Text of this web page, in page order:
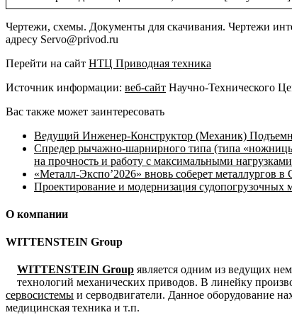
Чертежи, схемы. Документы для скачивания. Чертежи
адресу Servo@privod.ru
Перейти на сайт НТЦ Приводная техника
Источник информации: веб-сайт Научно-Технического
Вас также может заинтересовать
Ведущий Инженер-Конструктор (Механик)
Спредер рычажно-шарнирного типа (типа
на прочность и работу с максимальными
«Металл-Экспо’2026» вновь соберет металлургов в
Проектирование и модернизация судопогрузочных
О компании
WITTENSTEIN Group
WITTENSTEIN Group является одним из ведущих
технологий механических приводов. В линейку
сервосистемы и серводвигатели. Данное оборудование
медицинская техника и т.п.